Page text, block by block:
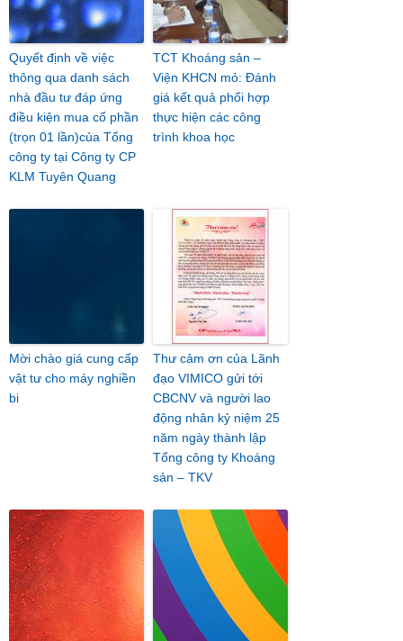
Quyết định về việc
thông qua danh sách
nhà đầu tư đáp ứng
điều kiện mua cổ phần
(trọn 01 lần)của Tổng
công ty tại Công ty CP
KLM Tuyên Quang
TCT Khoáng sản –
Viện KHCN mỏ: Đánh
giá kết quả phối hợp
thực hiện các công
trình khoa học
Mời chào giá cung cấp
vật tư cho máy nghiền
bi
Thư cảm ơn của Lãnh
đạo VIMICO gửi tới
CBCNV và người lao
động nhân kỷ niệm 25
năm ngày thành lập
Tổng công ty Khoáng
sản – TKV